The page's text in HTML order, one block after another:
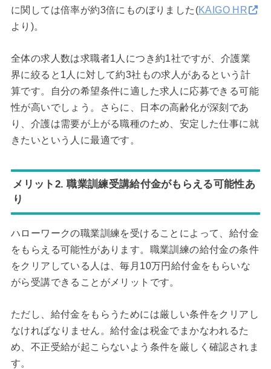
に関しては倍率が約3倍にものぼりました(KAIGO HR
より)。
全体の求人数は求職者1人につき約1社ですが、介護業
界に絞ると1人に対して約3社もの求人があるという計
算です。自分の希望条件に適した求人に応募できる可能
性が高いでしょう。さらに、日本の高齢化が深刻であ
り、介護は需要が上がる職種のため、安定した仕事に就
きたいという人に最適です。
メリット2. 職業訓練受講給付金がもらえる可能性あ
り
ハローワークの職業訓練を受けることによって、給付金
をもらえる可能性があります。職業訓練の給付金の条件
をクリアしている人は、毎月10万円給付金をもらいな
がら受講できることがメリットです。
ただし、給付金をもらうためには厳しい条件をクリアし
なければなりません。給付金は税金でまかなわれるた
め、不正受給が起こらないよう条件を厳しく確認されま
す。